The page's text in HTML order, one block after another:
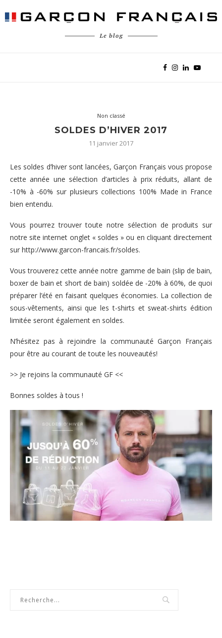
Le blog
Non classé
SOLDES D’HIVER 2017
11 janvier 2017
Les soldes d’hiver sont lancées, Garçon Français vous propose
cette année une sélection d’articles à prix réduits, allant de
-10% à -60% sur plusieurs collections 100% Made in France
bien entendu.
Vous pourrez trouver toute notre sélection de produits sur
notre site internet onglet « soldes » ou en cliquant directement
sur http://www.garcon-francais.fr/soldes.
Vous trouverez cette année notre gamme de bain (slip de bain,
boxer de bain et short de bain) soldée de -20% à 60%, de quoi
préparer l’été en faisant quelques économies. La collection de
sous-vêtements, ainsi que les t-shirts et sweat-shirts édition
limitée seront également en soldes.
N’hésitez pas à rejoindre la communautéGarçon Français
pour être au courant de toute les nouveautés!
>> Je rejoins la communauté GF <<
Bonnes soldes à tous !